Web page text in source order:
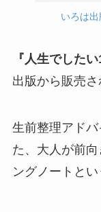
いろは
『人生でした
出版から販売さ
生前整理アド
た、大人が前
ングノートとい